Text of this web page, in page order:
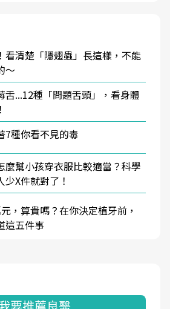
看清楚「隱翅蟲」長這樣，不能
～
舌...12種「問題舌頭」，看身體
7種你看不見的毒
麼幫小孩穿衣服比較適當？科學
X件就對了！
，算貴嗎？在你決定植牙前，
這五件事